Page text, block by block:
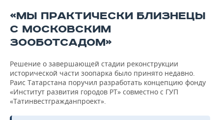
«МЫ ПРАКТИЧЕСКИ БЛИЗНЕЦЫ
С МОСКОВСКИМ
ЗООБОТСАДОМ»
Решение о завершающей стадии реконструкции
исторической части зоопарка было принято недавно.
Раис Татарстана поручил разработать концепцию фонду
«Институт развития городов РТ» совместно с ГУП
«Татинвестгражданпроект».